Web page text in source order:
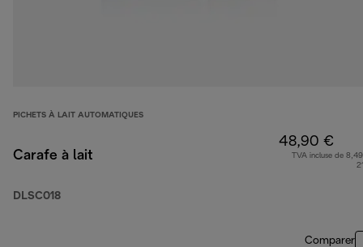
PICHETS À LAIT AUTOMATIQUES
Carafe à lait
DLSC018
48,90 €
TVA incluse de
Comparer